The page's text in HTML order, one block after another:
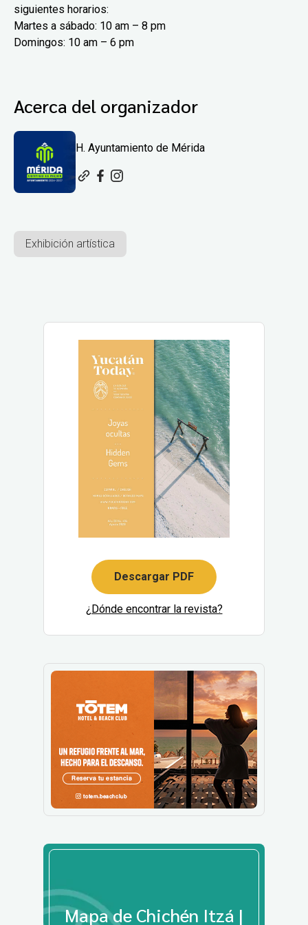
siguientes horarios:
Martes a sábado: 10 am – 8 pm
Domingos: 10 am – 6 pm
Acerca del organizador
H. Ayuntamiento de Mérida
Exhibición artística
Descargar PDF
¿Dónde encontrar la revista?
Mapa de Chichén Itzá |